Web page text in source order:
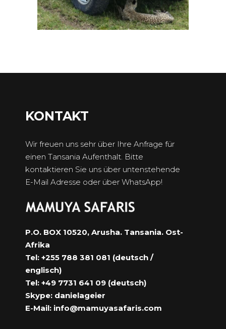
KONTAKT
Wir freuen uns sehr über Ihre Anfrage für
einen Tansania Aufenthalt. Bitte
kontaktieren Sie uns über untenstehende
E-Mail Adresse oder über WhatsApp!
P.O. BOX 10520, Arusha. Tansania. Ost-
Afrika
Tel: +255 788 381 081 (deutsch /
englisch)
Tel: +49 7731 641 09 (deutsch)
Skype: danielageier
E-Mail: info@mamuyasafaris.com